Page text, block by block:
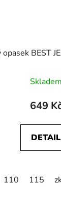
opasek BEST
Skladem
649
DETAIL
110 115